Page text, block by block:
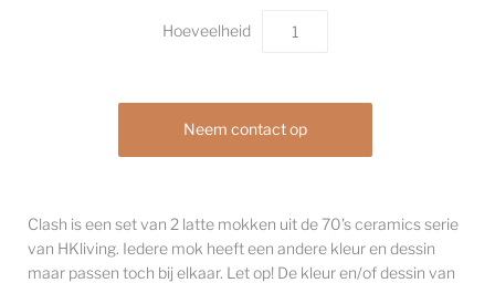
Hoeveelheid
Neem contact op
Clash is een set van 2 latte mokken uit de 70's ceramics serie
van HKliving. Iedere mok heeft een andere kleur en dessin
maar passen toch bij elkaar. Let op! De kleur en/of dessin van